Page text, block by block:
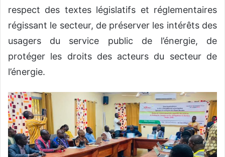
respect des textes législatifs et réglementaires
régissant le secteur, de préserver les intérêts des
usagers du service public de l’énergie, de
protéger les droits des acteurs du secteur de
l’énergie.